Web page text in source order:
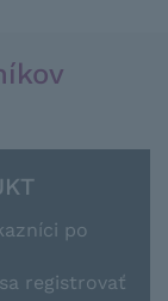
po
registrovať